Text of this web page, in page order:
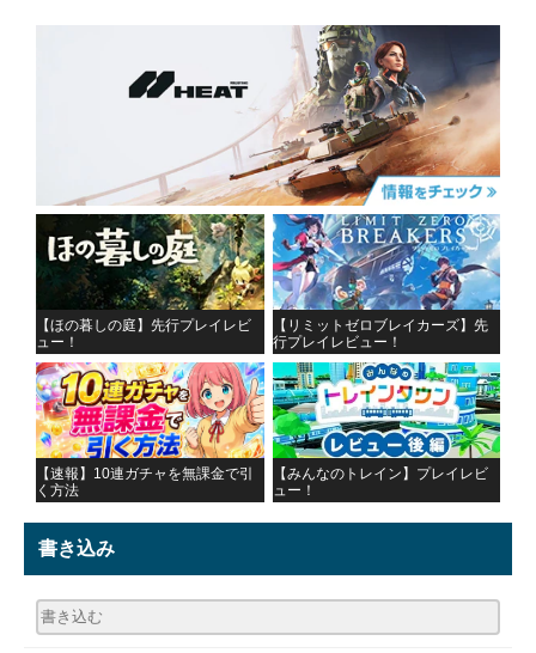
【ほの暮しの庭】先行プレイレビ
ュー！
【リミットゼロブレイカーズ】先
行プレイレビュー！
【速報】10連ガチャを無課金で引
く方法
【みんなのトレイン】プレイレビ
ュー！
書き込み